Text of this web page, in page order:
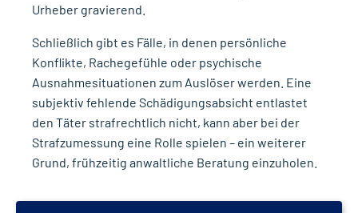
Urheber gravierend.
Schließlich gibt es Fälle, in denen persönliche
Konflikte, Rachegefühle oder psychische
Ausnahmesituationen zum Auslöser werden. Eine
subjektiv fehlende Schädigungsabsicht entlastet
den Täter strafrechtlich nicht, kann aber bei der
Strafzumessung eine Rolle spielen – ein weiterer
Grund, frühzeitig anwaltliche Beratung einzuholen.